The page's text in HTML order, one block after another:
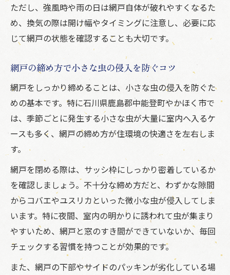
ただし、強風時や雨の日は網戸自体が破れやすくなるた
め、換気の際は開け幅やタイミングに注意し、必要に応
じて網戸の状態を確認することも大切です。
網戸の締め方で小さな虫の侵入を防ぐコツ
網戸をしっかり締めることは、小さな虫の侵入を防ぐた
めの基本です。特に石川県鹿島郡中能登町やかほく市で
は、季節ごとに発生する小さな虫が大量に室内へ入るケ
ースも多く、網戸の締め方が住環境の快適さを左右しま
す。
網戸を閉める際は、サッシ枠にしっかり密着しているか
を確認しましょう。不十分な締め方だと、わずかな隙間
からコバエやユスリカといった微小な虫が侵入してしま
います。特に夜間、室内の明かりに誘われて虫が集まり
やすいため、網戸と窓のすき間ができていないか、毎回
チェックする習慣を持つことが効果的です。
また、網戸の下部やサイドのパッキンが劣化している場